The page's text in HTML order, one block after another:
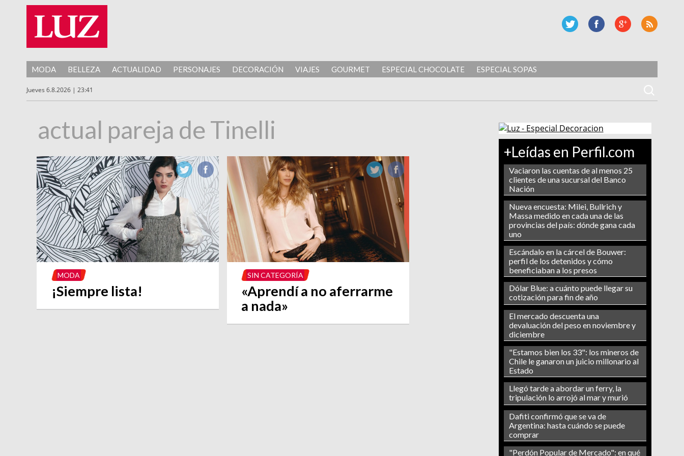
MODA BELLEZA ACTUALIDAD PERSONAJES DECORACIÓN VIAJES GOURMET ESPECIAL CHOCOLATE ESPECIAL SOPAS
Jueves 6.8.2026 | 23:41
+Leídas en Perfil.com
Vaciaron las cuentas de al menos 25
clientes de una sucursal del Banco
Nación
Nueva encuesta: Milei, Bullrich y
Massa medido en cada una de las
provincias del país: dónde gana cada
uno
Escándalo en la cárcel de Bouwer:
perfil de los detenidos y cómo
beneficiaban a los presos
Dólar Blue: a cuánto puede llegar su
cotización para fin de año
El mercado descuenta una
devaluación del peso en noviembre y
diciembre
"Estamos bien los 33": los mineros de
Chile le ganaron un juicio millonario al
Estado
Llegó tarde a abordar un ferry, la
tripulación lo arrojó al mar y murió
Dafiti confirmó que se va de
Argentina: hasta cuándo se puede
comprar
"Perdón Popular de Mercado": en qué
actual pareja de Tinelli
MODA
¡Siempre lista!
SIN CATEGORÍA
«Aprendí a no aferrarme
a nada»